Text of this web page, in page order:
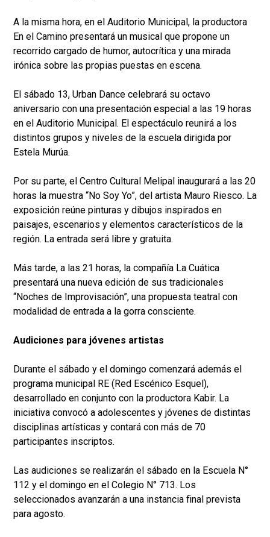
A la misma hora, en el Auditorio Municipal, la productora
En el Camino presentará un musical que propone un
recorrido cargado de humor, autocrítica y una mirada
irónica sobre las propias puestas en escena.
El sábado 13, Urban Dance celebrará su octavo
aniversario con una presentación especial a las 19 horas
en el Auditorio Municipal. El espectáculo reunirá a los
distintos grupos y niveles de la escuela dirigida por
Estela Murúa.
Por su parte, el Centro Cultural Melipal inaugurará a las 20
horas la muestra “No Soy Yo”, del artista Mauro Riesco. La
exposición reúne pinturas y dibujos inspirados en
paisajes, escenarios y elementos característicos de la
región. La entrada será libre y gratuita.
Más tarde, a las 21 horas, la compañía La Cuática
presentará una nueva edición de sus tradicionales
“Noches de Improvisación”, una propuesta teatral con
modalidad de entrada a la gorra consciente.
Audiciones para jóvenes artistas
Durante el sábado y el domingo comenzará además el
programa municipal RE (Red Escénico Esquel),
desarrollado en conjunto con la productora Kabir. La
iniciativa convocó a adolescentes y jóvenes de distintas
disciplinas artísticas y contará con más de 70
participantes inscriptos.
Las audiciones se realizarán el sábado en la Escuela N°
112 y el domingo en el Colegio N° 713. Los
seleccionados avanzarán a una instancia final prevista
para agosto.